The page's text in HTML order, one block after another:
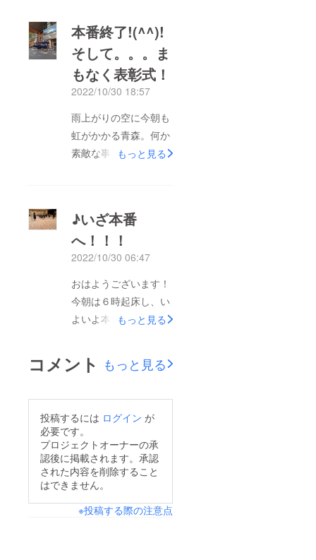
学校合唱部の伝統のバ
トンを渡せたね。1.2
年生は新たなステージ
の始まり。この21人で
謝！！本プロジェクト
は間もなく終了しま
す。皆さまのお気持ち
支援、ご協力いただき
ありがとうございまし
た。帯山中学校合唱部
後援会一同
本番終了!(^^)!
そして。。。ま
もなく表彰式！
2022/10/30 18:57
雨上がりの空に今朝も
虹がかかる青森。何か
素敵な事が起こりそう
の木々は緑」「聞け
よ、ひばり」２曲を
堂々と歌唱できました
♪歌い終えた部員たち
の表情は皆晴れやかで
清々しく。青森で充実
した時間を過ごせたの
だいたすべての皆さま
せることができまし
た。本当に感謝感謝で
す！いよいよ表彰式が
始まりました！見守り
たいと思います！
もっと見る
♪いざ本番
へ！！！
2022/10/30 06:47
おはようございます！
今朝は６時起床し、い
よいよ本番です♪昨晩
した。悔いのないよう
へ♪♪おはようござい
ます！♫私たちは日々
皆さまの心に響くよう
な歌を目指し一生懸命
練習しています。部活
では常に笑顔が溢れて
もっと見る
コメント もっと見る
投稿するには ログイン が
必要です。
プロジェクトオーナーの承
認後に掲載されます。承認
された内容を削除すること
はできません。
※投稿する際の注意点